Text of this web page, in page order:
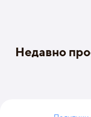
Недавно